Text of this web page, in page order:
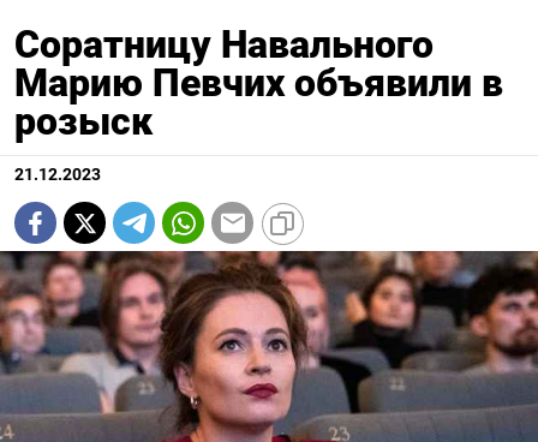
Соратницу Навального
Марию Певчих объявили в
розыск
21.12.2023